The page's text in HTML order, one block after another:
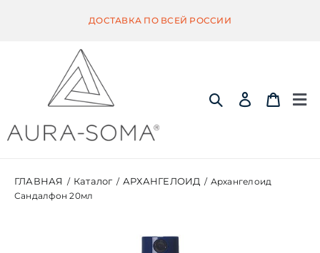
ДОСТАВКА ПО ВСЕЙ РОССИИ
ГЛАВНАЯ / Каталог / АРХАНГЕЛОИД / Архангелоид
Сандалфон 20мл